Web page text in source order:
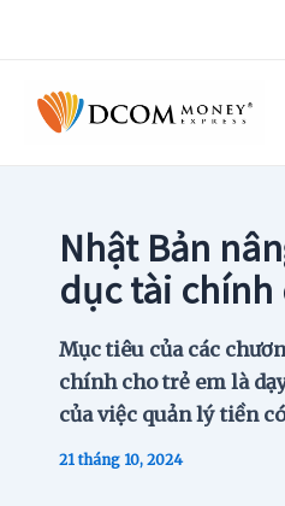
Nhật Bản
dục tài chính
Mục tiêu của các
chính cho trẻ em là
của việc quản lý tiền
21 tháng 10, 2024